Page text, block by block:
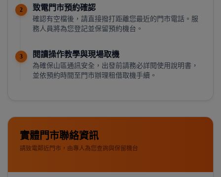
2 致電門市預約確認
確認有空檔後，請直接撥打距離您最近的門市電話。服
務人員將為您登記並保留預約機台。
3 閱讀操作教學與現場取機
為確保山區通訊安全，出發前請務必詳閱使用說明書，
並依預約時間至門市辦理租借取機手續。
實體門市聯絡資訊
請致電鄰近門市，由專人為您查詢與保留機台